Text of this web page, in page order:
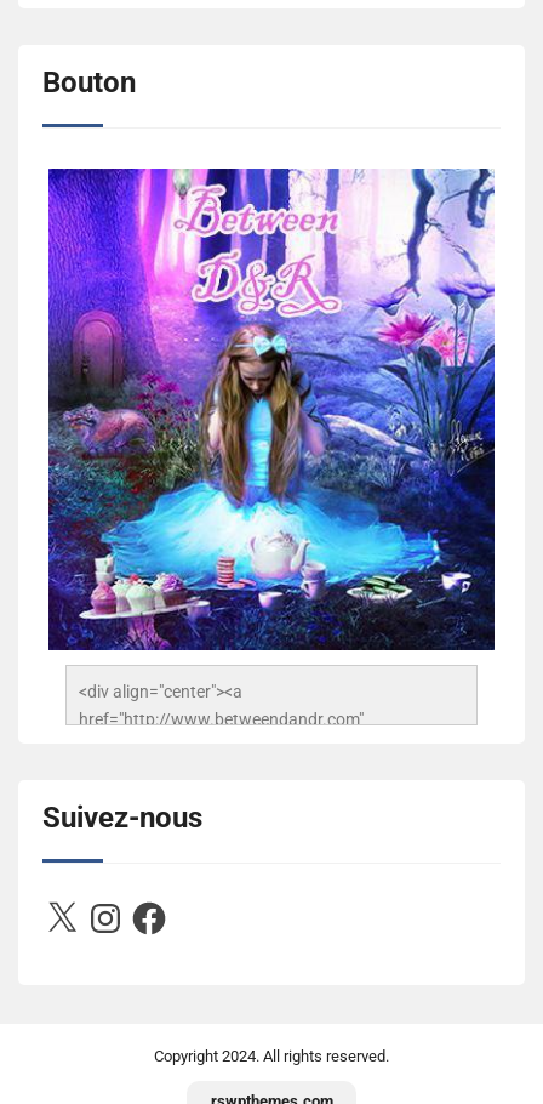
Bouton
<div align="center"><a
href="http://www.betweendandr.com"
503716673157532-2788222864243652657-n.jpg"
alt="Between D&R" style="border:none;" /></a>
</div>
Suivez-nous
X InstagramFacebook
Copyright 2024. All rights reserved.